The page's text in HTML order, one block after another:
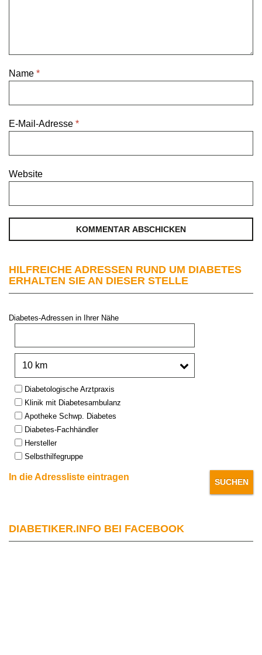
Name *
E-Mail-Adresse *
Website
HILFREICHE ADRESSEN RUND UM DIABETES
ERHALTEN SIE AN DIESER STELLE
Diabetes-Adressen in Ihrer Nähe
Type:Diabetologische Arztpraxis
Klinik mit Diabetesambulanz
Apotheke Schwp. Diabetes
Diabetes-Fachhändler
Hersteller
Selbsthilfegruppe
In die Adressliste eintragen
DIABETIKER.INFO BEI FACEBOOK